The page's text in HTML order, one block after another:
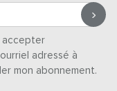
accepter
adressé à
mon abonnement.